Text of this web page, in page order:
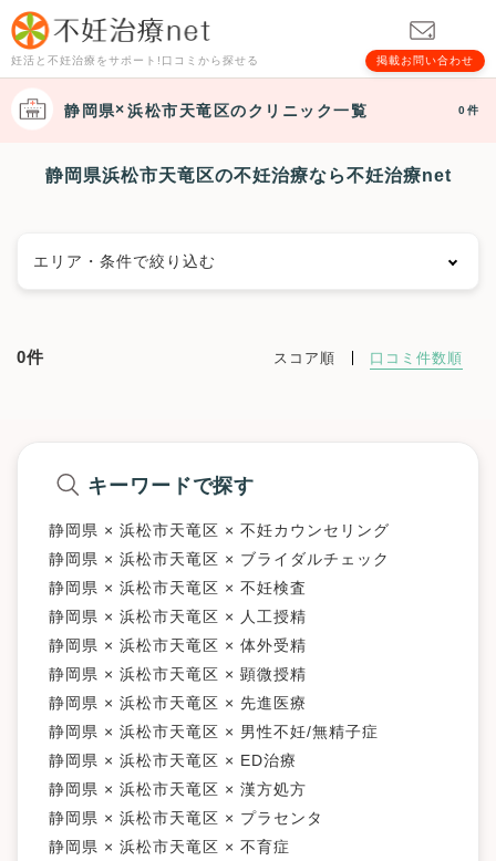
妊活と不妊治療をサポート!口コミから探せる 掲載お問い合わせ
静岡県 浜松市天竜区のクリニック一覧 0件
静岡県浜松市天竜区の不妊治療なら不妊治療net
エリア・条件で絞り込む
袋井市
裾野市 湖西市
菊川市
伊豆の国市 牧之原市
キーワードで絞る
不妊カウンセリング ブライダルチェック
先進医療
男性不妊/無精子症 ED治療
プラセンタ
不育症 子宮鏡検査
女医在籍
不妊治療専門 凍結保存
マイナ受付
バリアフリー
クレジットカード利用可
オンライン診療
英語対応
0件 スコア順 口コミ件数順
キーワードで探す
静岡県 × 浜松市天竜区 × 不妊カウンセリング
静岡県 × 浜松市天竜区 × ブライダルチェック
静岡県 × 浜松市天竜区 × 不妊検査
静岡県 × 浜松市天竜区 × 人工授精
静岡県 × 浜松市天竜区 × 体外受精
静岡県 × 浜松市天竜区 × 顕微授精
静岡県 × 浜松市天竜区 × 先進医療
静岡県 × 浜松市天竜区 × 男性不妊/無精子症
静岡県 × 浜松市天竜区 × ED治療
静岡県 × 浜松市天竜区 × 漢方処方
静岡県 × 浜松市天竜区 × プラセンタ
静岡県 × 浜松市天竜区 × 不育症